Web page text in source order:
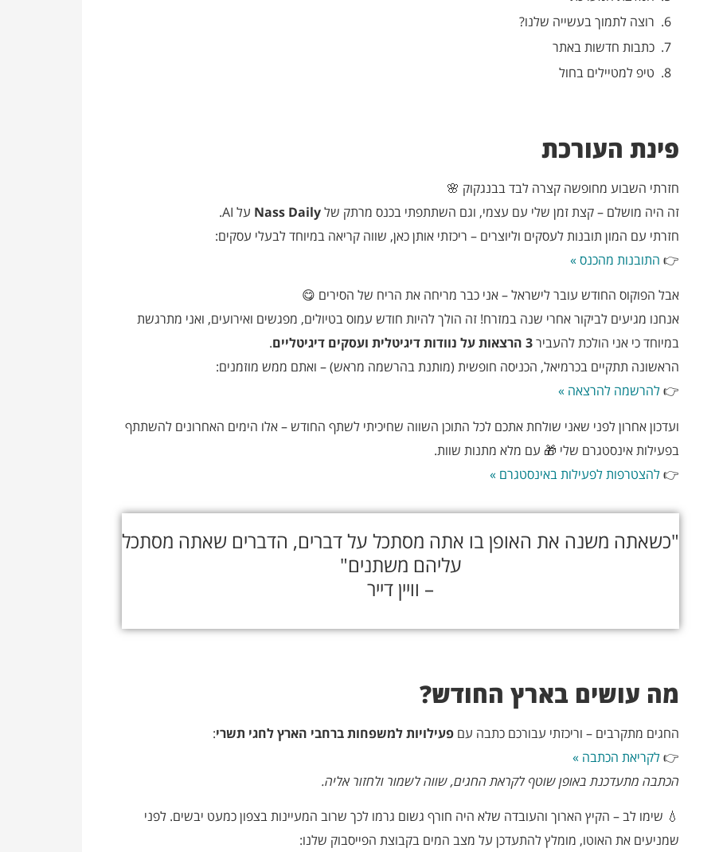
רוצה לתמוך בעשייה שלנו?
כתבות חדשות באתר
טיפ למטיילים בחול
פינת העורכת
חזרתי השבוע מחופשה קצרה לבד בבנגקוק 🌸
זה היה מושלם – קצת זמן שלי עם עצמי, וגם השתתפתי בכנס מרתק שלNass Daily על AI.
חזרתי עם המון תובנות לעסקים וליוצרים – ריכזתי אותן כאן, שווה קריאה במיוחד לבעלי עסקים:
👉 התובנות מהכנס »
אבל הפוקוס החודש עובר לישראל – אני כבר מריחה את הריח של הסירים 😋
אנחנו מגיעים לביקור אחרי שנה במזרח! זה הולך להיות חודש עמוס בטיולים, מפגשים ואירועים, ואני מתרגשת
במיוחד כי אני הולכת להעביר3 הרצאות על נוודות דיגיטלית ועסקים דיגיטליים
.
הראשונה תתקיים בכרמיאל, הכניסה חופשית (מותנת בהרשמה מראש) – ואתם ממש מוזמנים:
👉להרשמה להרצאה »
ועדכון אחרון לפני שאני שולחת אתכם לכל התוכן השווה שחיכיתי לשתף החודש – אלו הימים האחרונים להשתתף
בפעילות אינסטגרם שלי 🎁 עם מלא מתנות שוות.
👉להצטרפות לפעילות באינסטגרם »
"כשאתה משנה את האופן בו אתה מסתכל על דברים, הדברים שאתה מסתכל
עליהם משתנים"
– וויין דייר
מה עושים בארץ החודש?
החגים מתקרבים – וריכזתי עבורכם כתבה עם פעילויות למשפחות ברחבי הארץ לחגי תשרי:
👉לקריאת הכתבה »
הכתבה מתעדכנת באופן שוטף לקראת החגים, שווה לשמור ולחזור אליה.
💧 שימו לב – הקיץ הארוך והעובדה שלא היה חורף גשום גרמו לכך שרוב המעיינות בצפון כמעט יבשים. לפני
שמניעים את האוטו, מומלץ להתעדכן על מצב המים בקבוצת הפייסבוק שלנו: